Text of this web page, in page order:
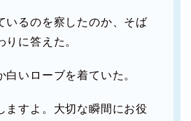
いるのを察したのか、そば
りに答えた。
白いローブを着ていた。
ますよ。大切な瞬間にお役